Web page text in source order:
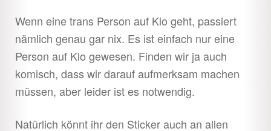
Wenn eine trans Person auf Klo geht, passiert
nämlich genau gar nix. Es ist einfach nur eine
Person auf Klo gewesen. Finden wir ja auch
komisch, dass wir darauf aufmerksam machen
müssen, aber leider ist es notwendig.
Natürlich könnt ihr den Sticker auch an allen